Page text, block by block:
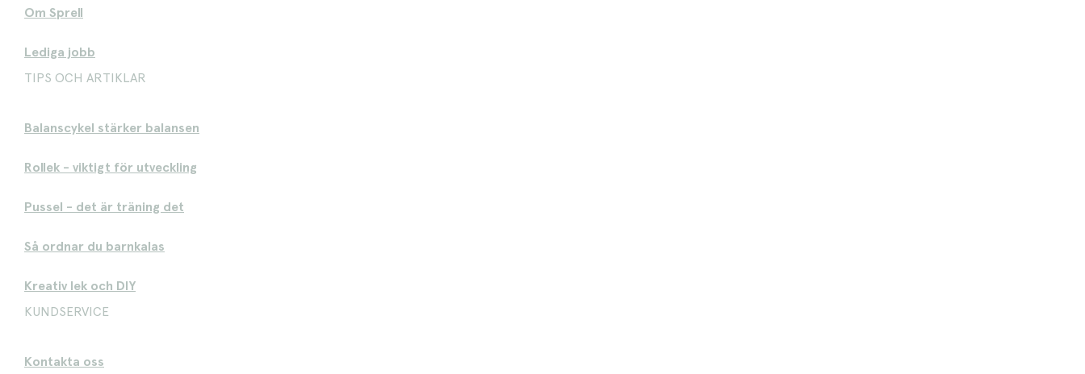
Om Sprell
Lediga jobb
TIPS OCH ARTIKLAR
Balanscykel stärker balansen
Rollek - viktigt för utveckling
Pussel - det är träning det
Så ordnar du barnkalas
Kreativ lek och DIY
KUNDSERVICE
Kontakta oss